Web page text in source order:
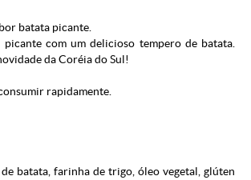
batata picante.
com um delicioso tempero de batata.
da Coréia do Sul!
rapidamente.
batata, farinha de trigo, óleo vegetal, glúten